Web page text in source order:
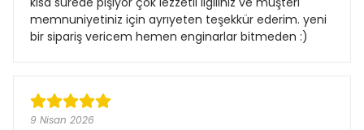
memnuniyetiniz için ayrıyeten teşekkür ederim. yeni
bir sipariş vericem hemen enginarlar bitmeden :)
9 Nisan 2026